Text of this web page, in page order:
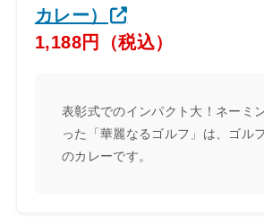
カレー）
1,188円（税込）
表彰式でのインパクト大！ネーミ
った「華麗なるゴルフ」は、ゴル
のカレーです。